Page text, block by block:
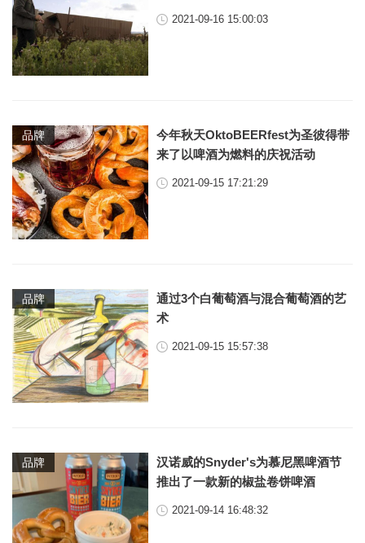
2021-09-16 15:00:03
品牌
今年秋天OktoBEERfest为圣彼得带
来了以啤酒为燃料的庆祝活动
2021-09-15 17:21:29
品牌
通过3个白葡萄酒与混合葡萄酒的艺
术
2021-09-15 15:57:38
品牌
汉诺威的Snyder's为慕尼黑啤酒节
推出了一款新的椒盐卷饼啤酒
2021-09-14 16:48:32